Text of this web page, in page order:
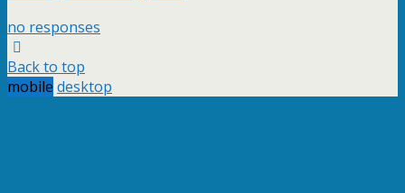
no responses
Back to top
mobile desktop